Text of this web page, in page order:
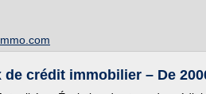
crédit immobilier – De